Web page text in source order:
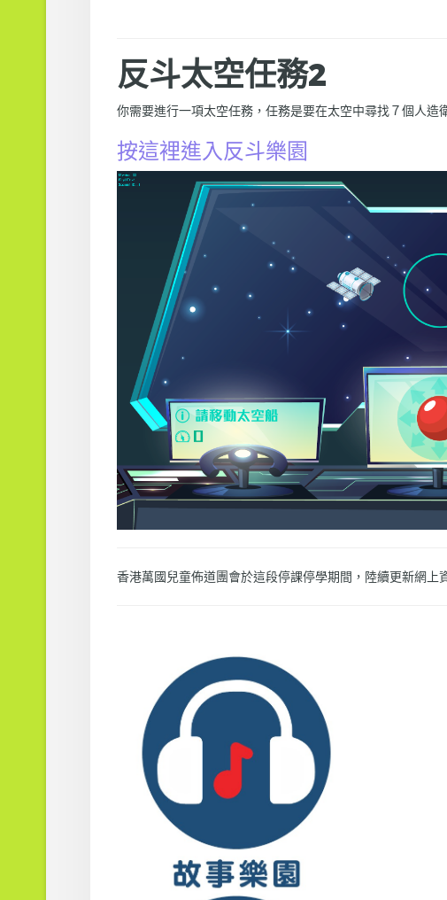
反斗太空任務2
你需要進行一項太空任務，任務是要在太空中尋找７個人
按這裡進入反斗樂園
香港萬國兒童佈道團會於這段停課停學期間，陸續更新網上